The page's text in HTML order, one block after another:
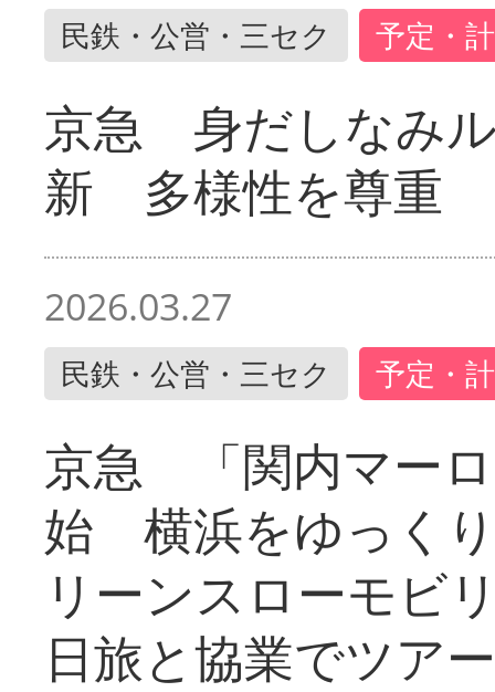
民鉄・公営・三セク 予定・
京急 身だしなみ
新 多様性を尊重
2026.03.27
民鉄・公営・三セク 予定・
京急 「関内マー
始 横浜をゆっく
リーンスローモ
日旅と協業でツアー